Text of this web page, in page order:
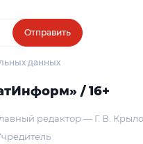
Отправить
данных
/ 16+
редактор — Г. В.